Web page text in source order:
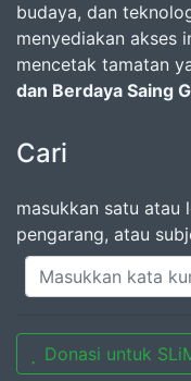
budaya, dan
menyediakan akses
mencetak tamatan
dan Berdaya Saing
Cari
masukkan satu atau
pengarang, atau
Donasi untuk